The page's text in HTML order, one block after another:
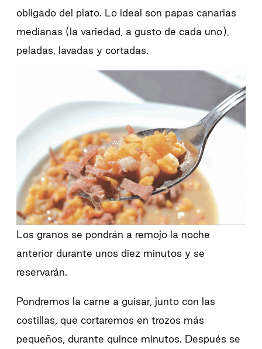
obligado del plato. Lo ideal son papas canarias
medianas (la variedad, a gusto de cada uno),
peladas, lavadas y cortadas.
Los granos se pondrán a remojo la noche
anterior durante unos diez minutos y se
reservarán.
Pondremos la carne a guisar, junto con las
costillas, que cortaremos en trozos más
pequeños, durante quince minutos. Después se